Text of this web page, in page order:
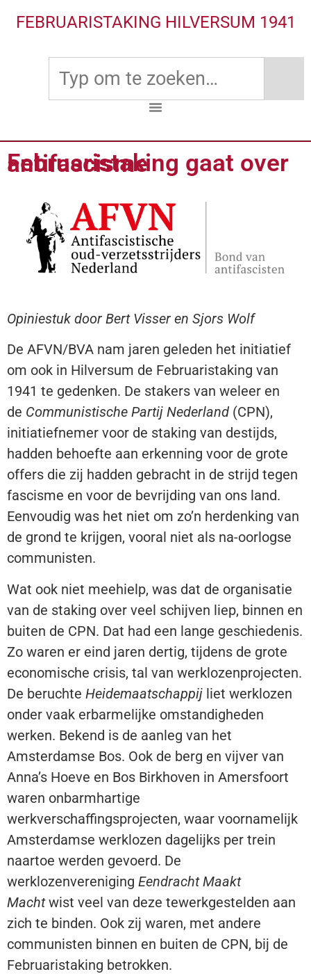
FEBRUARISTAKING HILVERSUM 1941
Februaristaking gaat over antifascisme
Opiniestuk door Bert Visser en Sjors Wolf
De AFVN/BVA nam jaren geleden het initiatief
om ook in Hilversum de Februaristaking van
1941 te gedenken. De stakers van weleer en
de Communistische Partij Nederland (CPN),
initiatiefnemer voor de staking van destijds,
hadden behoefte aan erkenning voor de grote
offers die zij hadden gebracht in de strijd tegen
fascisme en voor de bevrijding van ons land.
Eenvoudig was het niet om zo’n herdenking van
de grond te krijgen, vooral niet als na-oorlogse
communisten.
Wat ook niet meehielp, was dat de organisatie
van de staking over veel schijven liep, binnen en
buiten de CPN. Dat had een lange geschiedenis.
Zo waren er eind jaren dertig, tijdens de grote
economische crisis, tal van werklozenprojecten.
De beruchte Heidemaatschappij liet werklozen
onder vaak erbarmelijke omstandigheden
werken. Bekend is de aanleg van het
Amsterdamse Bos. Ook de berg en vijver van
Anna’s Hoeve en Bos Birkhoven in Amersfoort
waren onbarmhartige
werkverschaffingsprojecten, waar voornamelijk
Amsterdamse werklozen dagelijks per trein
naartoe werden gevoerd. De
werklozenvereniging Eendracht Maakt
Machtwist veel van deze tewerkgestelden aan
zich te binden. Ook zij waren, met andere
communisten binnen en buiten de CPN, bij de
Februaristaking betrokken.